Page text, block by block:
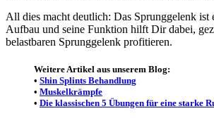
All dies macht deutlich: Das Sprunggelenk
Aufbau und seine Funktion hilft Dir dabei,
belastbaren Sprunggelenk profitieren.
Weitere Artikel aus unserem Blog:
• Shin Splints Behandlung
• Muskelkrämpfe
• Die klassischen 5 Übungen für eine starke